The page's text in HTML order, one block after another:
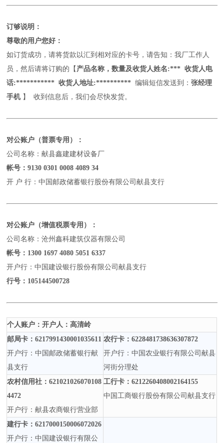
订够说明：
尊敬的用户您好：
如订货成功，请将货款以汇到相对应的卡号，请告知：我厂工作人
员，然后请将订购的【 产品名称，数量及收货人姓名:*** 收货人电
话:*********** 收货人地址:********** 编辑短信发送到：张经理
手机 】 收到信息后，我们会尽快发货。
对公账户（普票专用）：
公司名称：献县鑫建建材设备厂
帐号：9130 0301 0008 4089 34
开 户 行：中国邮政储蓄银行股份有限公司献县支行
对公账户（增值税票专用）：
公司名称：沧州鑫科建筑仪器有限公司
帐号： 1300 1697 4080 5051 6337
开户行：中国建设银行股份有限公司献县支行
行号： 105144500728
个人账户：开户人：高清岭
邮局卡：6217991430001035611
开户行：中国邮政储蓄银行献
县支行
农行卡：6228481738636307872
开户行：中国农业银行有限公司献县
河街分理处
农村信用社：621021026070108
4472
开户行：献县农商银行营业部
工行卡：6212260408002164155
中国工商银行股份有限公司献县支行
建行卡：6217000150006072026
开户行：中国建设银行有限公